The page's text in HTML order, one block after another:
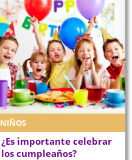
NIÑOS
¿Es importante celebrar
los cumpleaños?